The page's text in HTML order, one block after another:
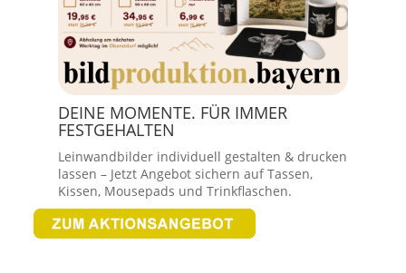
DEINE MOMENTE. FÜR IMMER
FESTGEHALTEN
Leinwandbilder individuell gestalten & drucken
lassen – Jetzt Angebot sichern auf Tassen,
Kissen, Mousepads und Trinkflaschen.